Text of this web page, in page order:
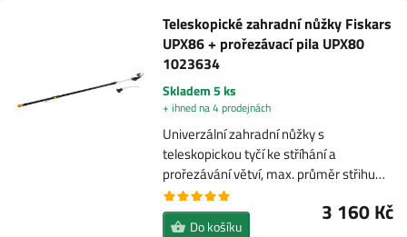
Teleskopické zahradní nůžky Fiskars
UPX86 + prořezávací pila UPX80
1023634
Skladem 5 ks
+ ihned na 4 prodejnách
Univerzální zahradní nůžky s
teleskopickou tyčí ke stříhání a
prořezávání větví, max. průměr střihu…
3 160 Kč
Do košíku